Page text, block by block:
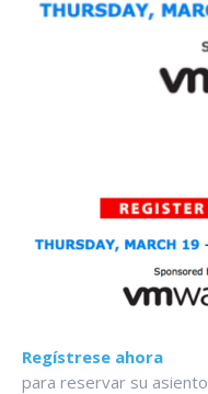
Regístrese ahora
para reservar su